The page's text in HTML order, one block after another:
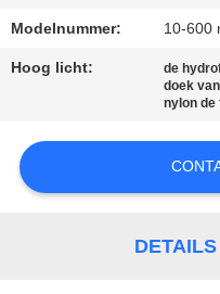
VERZOEK
OM EEN
SITEMAP
Modelnummer: 10-600
Hoog licht: de
doek
nylon de